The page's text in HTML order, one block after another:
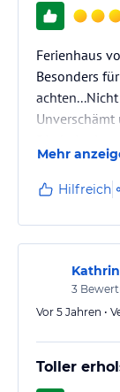
Ferienhaus
Besonders
Mehr
Hilfreich
Kathrin
3
Vor 5 Jahren •
Toller